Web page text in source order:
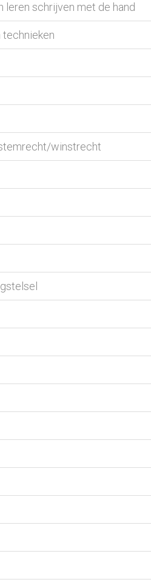
leren schrijven met de hand
winstrecht